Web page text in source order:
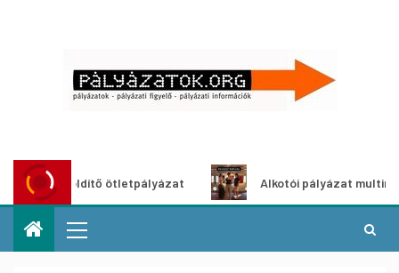
ötletpályázat Alkotói pályázat multimédia-